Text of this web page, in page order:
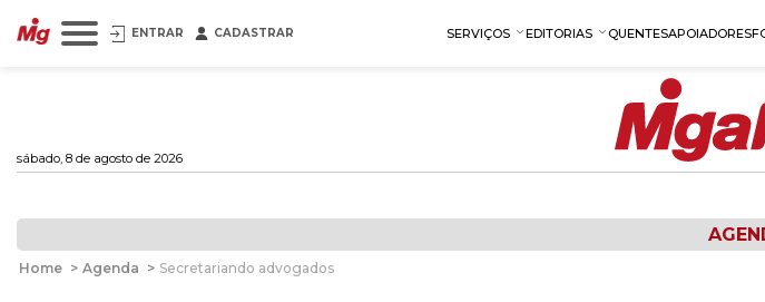
ENTRAR CADASTRAR SERVIÇOS EDITORIAS QUENTESAPOIADORES
sábado, 8 de agosto de 2026
Home > Agenda > Secretariando advogados